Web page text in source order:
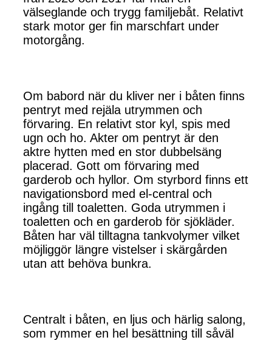
välseglande och trygg familjebåt. Relativt
stark motor ger fin marschfart under
motorgång.
Om babord när du kliver ner i båten finns
pentryt med rejäla utrymmen och
förvaring. En relativt stor kyl, spis med
ugn och ho. Akter om pentryt är den
aktre hytten med en stor dubbelsäng
placerad. Gott om förvaring med
garderob och hyllor. Om styrbord finns ett
navigationsbord med el-central och
ingång till toaletten. Goda utrymmen i
toaletten och en garderob för sjökläder.
Båten har väl tilltagna tankvolymer vilket
möjliggör längre vistelser i skärgården
utan att behöva bunkra.
Centralt i båten, en ljus och härlig salong,
som rymmer en hel besättning till såväl